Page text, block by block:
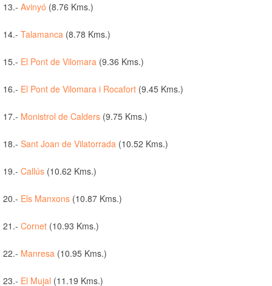
13.- Avinyó (8.76 Kms.)
14.- Talamanca (8.78 Kms.)
15.- El Pont de Vilomara (9.36 Kms.)
16.- El Pont de Vilomara i Rocafort (9.45 Kms.)
17.- Monistrol de Calders (9.75 Kms.)
18.- Sant Joan de Vilatorrada (10.52 Kms.)
19.- Callús (10.62 Kms.)
20.- Els Manxons (10.87 Kms.)
21.- Cornet (10.93 Kms.)
22.- Manresa (10.95 Kms.)
23.- El Mujal (11.19 Kms.)